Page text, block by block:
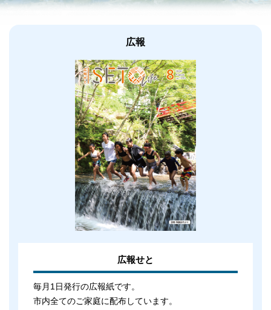
広報
広報せと
毎月1日発行の広報紙です。
市内全てのご家庭に配布しています。